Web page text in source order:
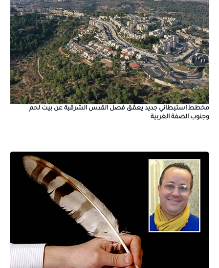
مخطط استيطاني جديد يعمّق فصل القدس الشرقية عن بيت لحم
وجنوب الضفة الغربية